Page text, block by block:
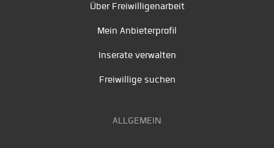
Über Freiwilligenarbeit
Mein Anbieterprofil
Inserate verwalten
Freiwillige suchen
ALLGEMEIN